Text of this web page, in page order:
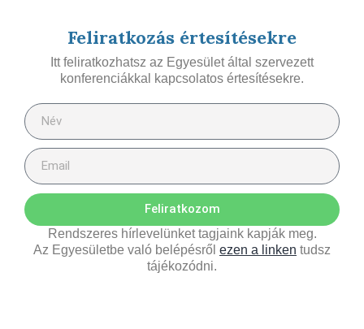
Feliratkozás értesítésekre
Itt feliratkozhatsz az Egyesület által szervezett
konferenciákkal kapcsolatos értesítésekre.
Feliratkozom
Rendszeres hírlevelünket tagjaink kapják meg.
Az Egyesületbe való belépésről ezen a linken tudsz
tájékozódni.